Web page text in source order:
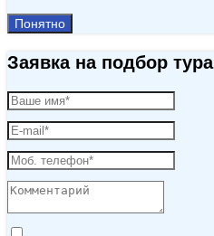
Понятно
Заявка на подбор тура